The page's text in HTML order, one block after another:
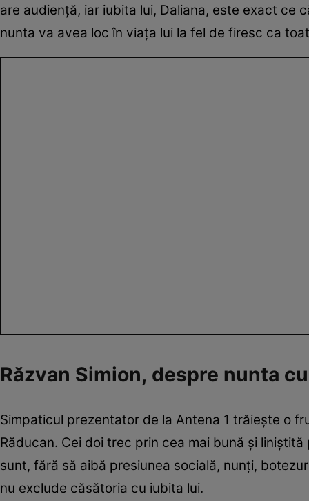
are audiență, iar iubita lui, Daliana, este exact ce
nunta va avea loc în viața lui la fel de firesc ca
Răzvan Simion, despre nunta
Simpaticul prezentator de la Antena 1 trăiește o
Răducan. Cei doi trec prin cea mai bună și
sunt, fără să aibă presiunea socială, nunți,
nu exclude căsătoria cu iubita lui.